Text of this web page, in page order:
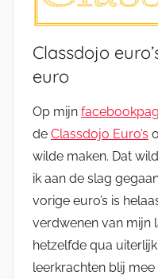
Classdojo
euro
Op mijn
de Classdojo Euro’s
wilde maken. Dat
ik aan de slag
vorige euro’s is
verdwenen van mijn
hetzelfde qua
leerkrachten blij mee